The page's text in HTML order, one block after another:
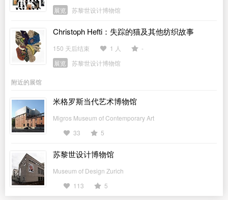
展览
苏黎世设计博物馆
Christoph Hefti：失踪的猫及其他纺织故事
150 天后结束 1 人
-
展览
苏黎世设计博物馆
附近的展馆
米格罗斯当代艺术博物馆
Migros Museum of Contemporary Art
33
5
苏黎世设计博物馆
Museum of Design Zurich
113
5